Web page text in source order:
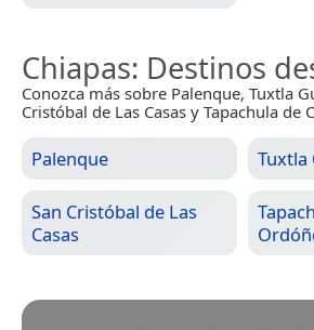
Chiapas: Destinos
Conozca más sobre Palenque, Tuxtla
Cristóbal de Las Casas y Tapachula de
Palenque Tuxtla
San Cristóbal de Las
Casas